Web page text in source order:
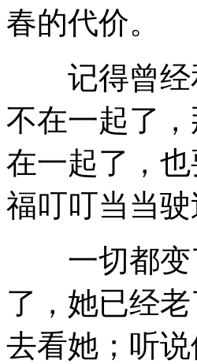
春的代价。
记得曾经和
不在一起了
在一起了，
福叮叮当当
一切都变
了，她已经
去看她；听